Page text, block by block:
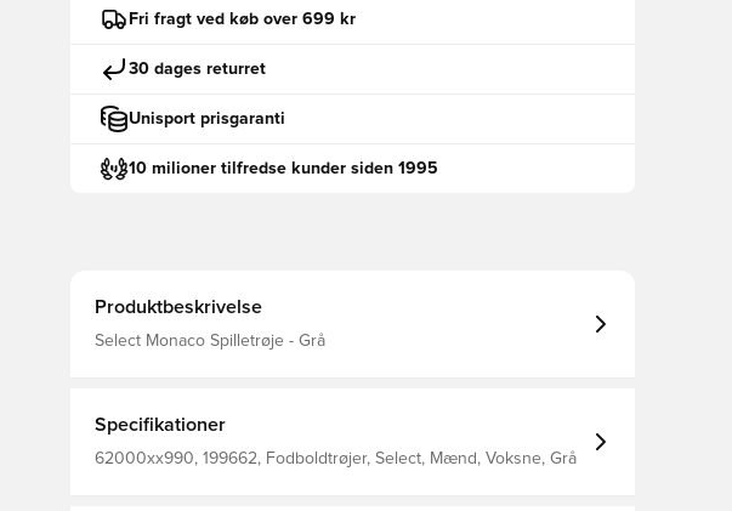
Fri fragt ved køb over 699 kr
30 dages returret
Unisport prisgaranti
10 milioner tilfredse kunder siden 1995
Produktbeskrivelse
Select Monaco Spilletrøje - Grå
Specifikationer
62000xx990, 199662, Fodboldtrøjer, Select, Mænd, Voksne, Grå